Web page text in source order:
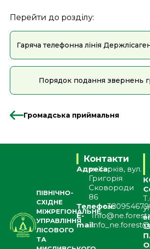
Перейти до розділу:
Гаряча телефонна лінія
Порядок подання звернень
Громадська приймальня
ПІВНІЧНО-
СХІДНЕ
МІЖРЕГІОНАЛЬНЕ
УПРАВЛІННЯ
ЛІСОВОГО
ТА
Контакти
Адреса:
м. Харків, вул.
Григорія
Сковороди
86
Телефон:
E-
mail: